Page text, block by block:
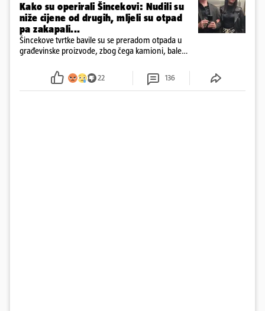
Kako su operirali Šincekovi: Nudili su
niže cijene od drugih, mljeli su otpad
pa zakapali...
Šincekove tvrtke bavile su se preradom otpada u
građevinske proizvode, zbog čega kamioni, bale
22 136